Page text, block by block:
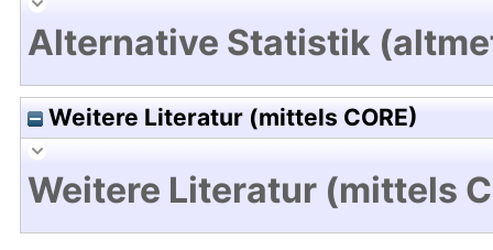
Alternative Statistik
Weitere Literatur (mittels CORE)
Weitere Literatur (mittels